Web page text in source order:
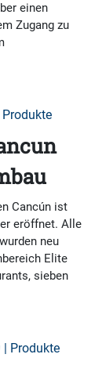
einen
Zugang zu
Cancún ist
eröffnet. Alle
neu
Elite
sieben
| Produkte